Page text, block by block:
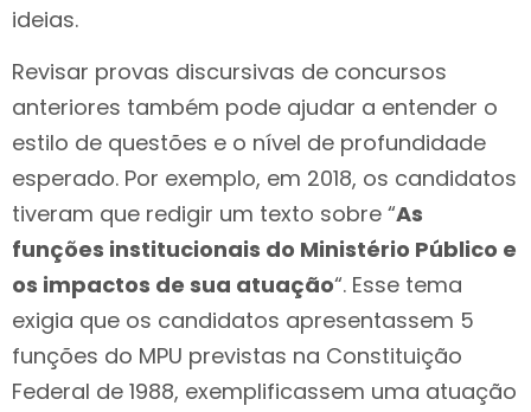
ideias.
Revisar provas discursivas de concursos
anteriores também pode ajudar a entender o
estilo de questões e o nível de profundidade
esperado. Por exemplo, em 2018, os candidatos
tiveram que redigir um texto sobre “As
funções institucionais do Ministério Público e
os impactos de sua atuação“. Esse tema
exigia que os candidatos apresentassem 5
funções do MPU previstas na Constituição
Federal de 1988, exemplificassem uma atuação